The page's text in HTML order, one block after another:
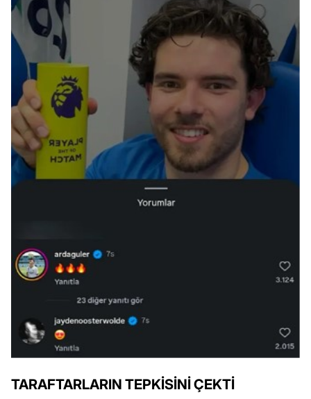
TARAFTARLARIN TEPKİSİNİ ÇEKTİ